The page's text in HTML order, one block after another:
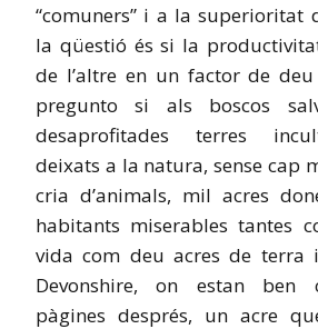
“comuners” i a la superioritat
la qüestió és si la
de l’altre en un factor de deu
pregunto si als boscos
desaprofitades terres
deixats a la natura, sense cap
cria d’animals, mil acres
habitants miserables tantes
vida com deu acres de
Devonshire, on estan ben
pàgines després, un acre